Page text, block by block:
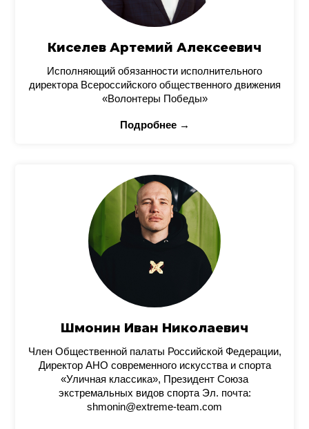
Киселев Артемий Алексеевич
Исполняющий обязанности исполнительного
директора Всероссийского общественного движения
«Волонтеры Победы»
Подробнее →
Шмонин Иван Николаевич
Член Общественной палаты Российской Федерации,
Директор АНО современного искусства и спорта
«Уличная классика», Президент Союза
экстремальных видов спорта Эл. почта:
shmonin@extreme-team.com